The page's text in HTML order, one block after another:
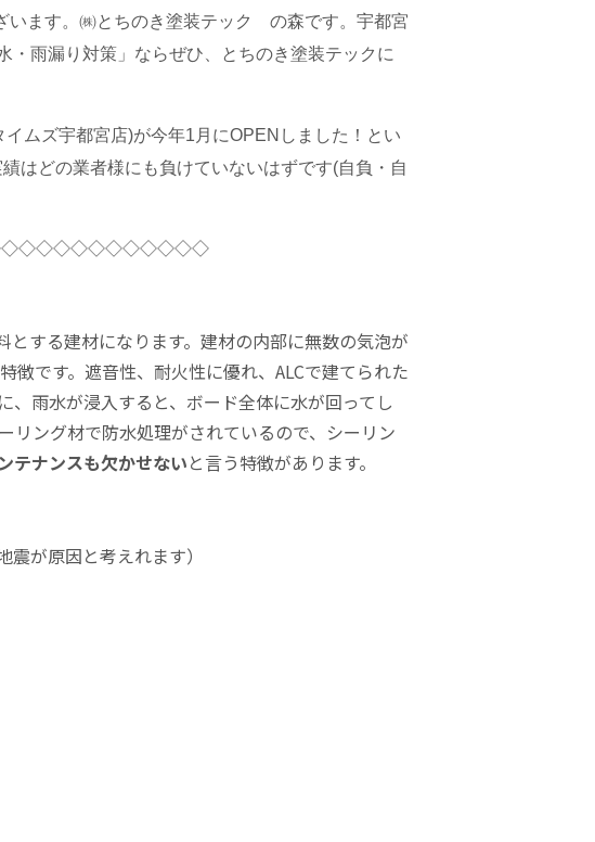
います。㈱とちのき塗装テック の森です。宇都宮
雨漏り対策」ならぜひ、とちのき塗装テックに
ムズ宇都宮店)が今年1月にOPENしました！とい
はどの業者様にも負けていないはずです(自負・自
する建材になります。建材の内部に無数の気泡が
です。遮音性、耐火性に優れ、ALCで建てられた
雨水が浸入すると、ボード全体に水が回ってし
リング材で防水処理がされているので、シーリン
テナンスも欠かせないと言う特徴があります。
が原因と考えれます）